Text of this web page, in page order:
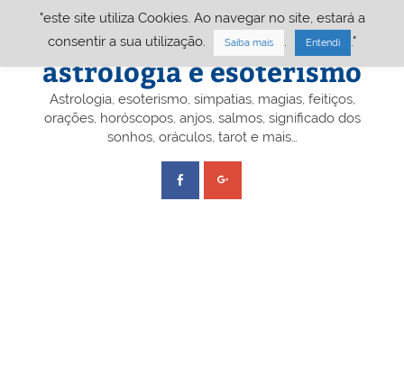
Portal A&E – Portal
astrologia e esoterismo
Astrologia, esoterismo, simpatias, magias, feitiços,
orações, horóscopos, anjos, salmos, significado dos
sonhos, oráculos, tarot e mais…
"este site utiliza Cookies. Ao navegar no site, estará a
consentir a sua utilização.
Saiba mais Entendi ."